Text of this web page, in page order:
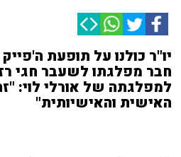
יו"ר כולנו על תופעת
חבר מפלגתו לשעבר חגי
למפלגתה של אורלי לוי:
האישית והאישיותית"